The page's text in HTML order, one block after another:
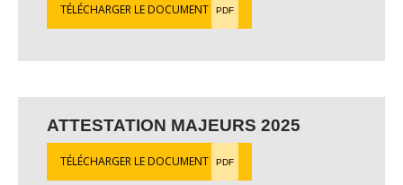
TÉLÉCHARGER LE DOCUMENT PDF
ATTESTATION MAJEURS 2025
TÉLÉCHARGER LE DOCUMENT PDF